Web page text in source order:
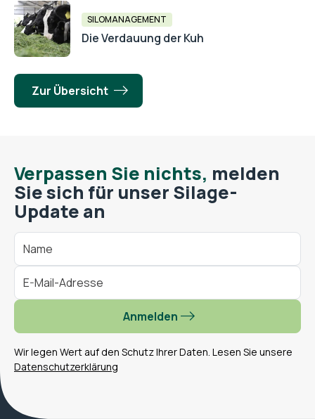
SILOMANAGEMENT
Die Verdauung der Kuh
Zur Übersicht
Verpassen Sie nichts, melden
Sie sich für unser Silage-
Update an
Anmelden
Wir legen Wert auf den Schutz Ihrer Daten. Lesen Sie unsere
Datenschutzerklärung